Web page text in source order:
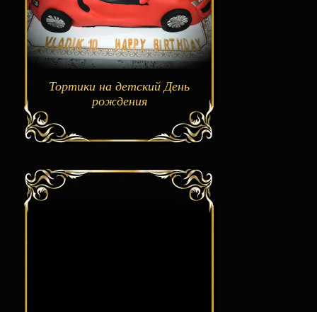
Тортики на детский День
рождения